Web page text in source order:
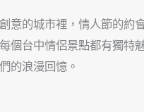
意的城市裡，情人節的約
個台中情侶景點都有獨特
的浪漫回憶。